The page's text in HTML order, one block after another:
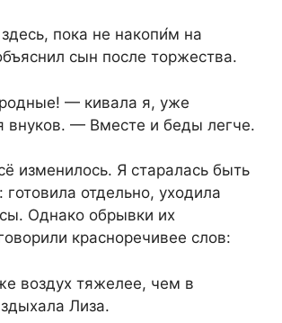
пока не накопи́м на
сын после торжества.
— кивала я, уже
внуков. — Вместе и беды легче.
изменилось. Я старалась быть
отдельно, уходила
Однако обрывки их
красноречивее слов:
воздух тяжелее, чем в
Лиза.